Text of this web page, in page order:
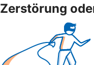
Zerstörung